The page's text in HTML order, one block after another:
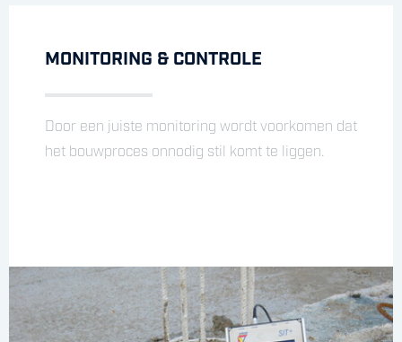
MONITORING & CONTROLE
Door een juiste monitoring wordt voorkomen dat
het bouwproces onnodig stil komt te liggen.
TRILLINGSVRIJ & GELUIDSARM